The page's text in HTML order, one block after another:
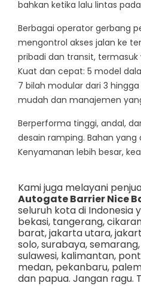
bahkan ketika lalu lintas
Berbagai operator gerbang
mengontrol akses jalan ke
pribadi dan transit, termasuk
Kuat dan cepat: 5 model
7 bilah modular dari 3
mudah dan manajemen
Berperforma tinggi, andal,
desain ramping. Bahan
Kenyamanan lebih besar,
Kami juga melayani
Autogate Barrier Nice
seluruh kota di Indonesia
bekasi, tangerang,
barat,jakarta utara,
solo,surabaya,semarang,
sulawesi, kalimantan,
medan, pekanbaru,
dan papua. Jangan ragu.